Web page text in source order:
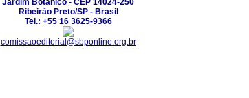
Jardim Botânico - CEP 14024-250
Ribeirão Preto/SP - Brasil
Tel.: +55 16 3625-9366
comissaoeditorial@sbponline.org.br